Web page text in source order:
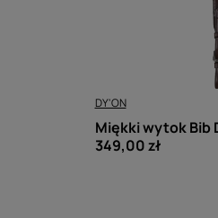
DY'ON
Miękki wytok Bib
349,00 zł